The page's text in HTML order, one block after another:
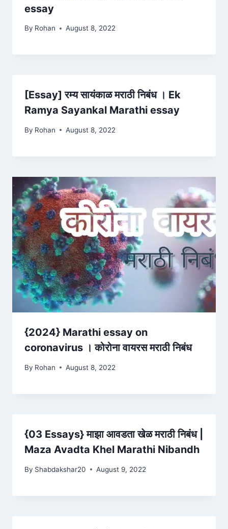
essay
By Rohan August 8, 2022
[Essay] रम्य सायंकाळ मराठी निबंध । Ek
Ramya Sayankal Marathi essay
By Rohan August 8, 2022
{2024} Marathi essay on
coronavirus । कोरोना वायरस मराठी निबंध
By Rohan August 8, 2022
{03 Essays} माझा आवडता खेळ मराठी निबंध |
Maza Avadta Khel Marathi Nibandh
By Shabdakshar20 August 9, 2022